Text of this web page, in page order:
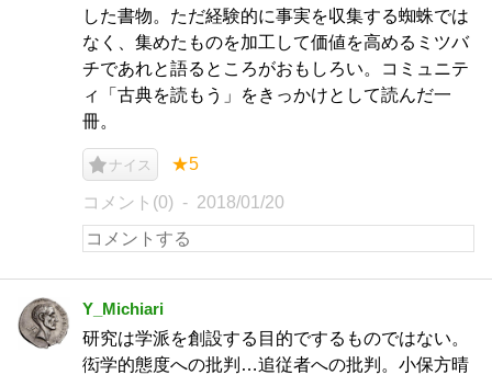
した書物。ただ経験的に事実を収集する蜘蛛では
なく、集めたものを加工して価値を高めるミツバ
チであれと語るところがおもしろい。コミュニテ
ィ「古典を読もう」をきっかけとして読んだ一
冊。
ナイス ★5
コメント(0) 2018/01/20
Y_Michiari
研究は学派を創設する目的でするものではない。
衒学的態度への批判…追従者への批判。小保方晴